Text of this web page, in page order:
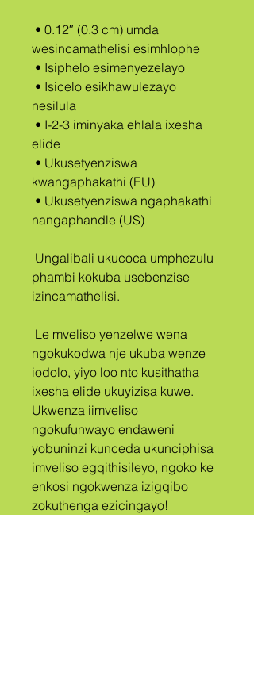
wesincamathelisi esimhlophe
• Isiphelo esimenyezelayo
nesilula
elide
kwangaphakathi (EU)
nangaphandle (US)
phambi kokuba usebenzise
izincamathelisi.
ngokukodwa nje ukuba wenze
iodolo, yiyo loo nto kusithatha
ixesha elide ukuyizisa kuwe.
Ukwenza iimveliso
ngokufunwayo endaweni
yobuninzi kunceda ukunciphisa
imveliso egqithisileyo, ngoko ke
enkosi ngokwenza izigqibo
zokuthenga ezicingayo!